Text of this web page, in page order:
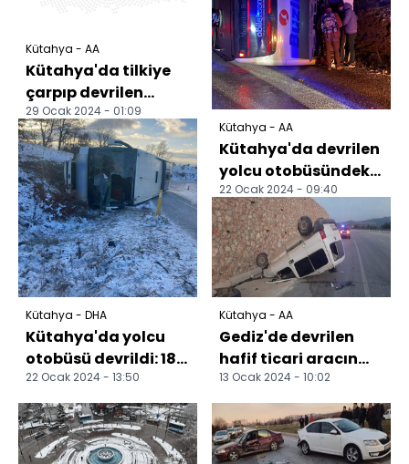
Kütahya - AA
Kütahya'da tilkiye
çarpıp devrilen
otomobilin sürücüsü
öldü
29 Ocak 2024 - 01:09
Kütahya - DHA
Kütahya'da yolcu
otobüsü devrildi: 18
yaralı
22 Ocak 2024 - 13:50
Kütahya - AA
Kütahya'da devrilen
yolcu otobüsündeki
18 kişi yaralandı
22 Ocak 2024 - 09:40
Kütahya - AA
Gediz'de devrilen
hafif ticari aracın
sürücüsü yaralandı
13 Ocak 2024 - 10:02